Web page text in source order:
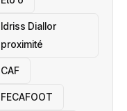
Idriss Diallor
proximité
CAF
FECAFOOT